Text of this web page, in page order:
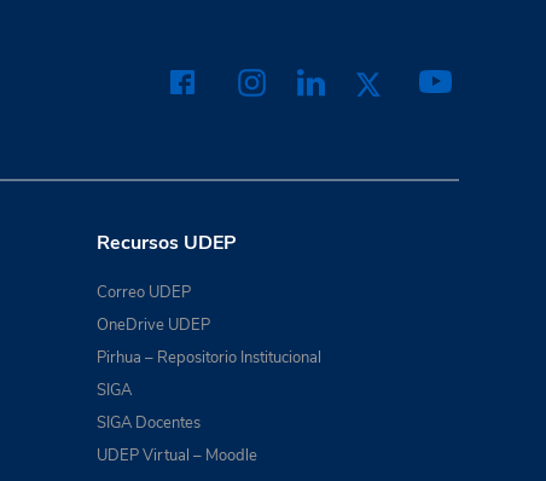
Recursos UDEP
Correo UDEP
OneDrive UDEP
Pirhua – Repositorio Institucional
SIGA
SIGA Docentes
UDEP Virtual – Moodle